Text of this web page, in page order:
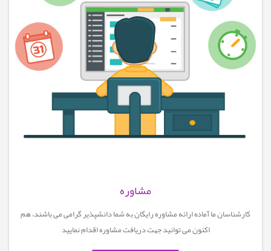
مشاوره
کارشناسان ما آماده ارائه مشاوره رایگان به شما دانشپذیر گرامی می باشند، هم
اکنون می توانید جهت دریافت مشاوره اقدام نمایید